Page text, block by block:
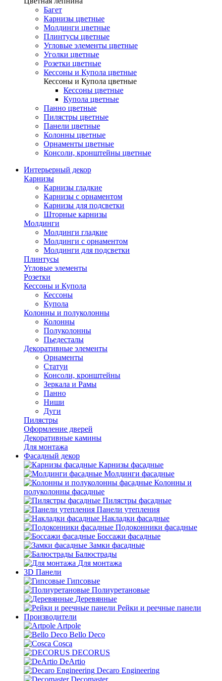
Багет
Карнизы цветные
Молдинги цветные
Плинтусы цветные
Угловые элементы цветные
Уголки цветные
Розетки цветные
Кессоны и Купола цветные
Кессоны и Купола цветные
Кессоны цветные
Купола цветные
Панно цветные
Пилястры цветные
Панели цветные
Колонны цветные
Орнаменты цветные
Консоли, кронштейны цветные
Интерьерный декор
Карнизы
Карнизы гладкие
Карнизы с орнаментом
Карнизы для подсветки
Шторные карнизы
Молдинги
Молдинги гладкие
Молдинги с орнаментом
Молдинги для подсветки
Плинтусы
Угловые элементы
Розетки
Кессоны и Купола
Кессоны
Купола
Колонны и полуколонны
Колонны
Полуколонны
Пьедесталы
Декоративные элементы
Орнаменты
Статуи
Консоли, кронштейны
Зеркала и Рамы
Панно
Ниши
Дуги
Пилястры
Оформление дверей
Декоративные камины
Для монтажа
Фасадный декор
Карнизы фасадные
Молдинги фасадные
Колонны и
полуколонны фасадные
Пилястры фасадные
Панели утепления
Накладки фасадные
Подоконники фасадные
Боссажи фасадные
Замки фасадные
Балюстрады
Для монтажа
3D Панели
Гипсовые
Полиуретановые
Деревянные
Рейки и реечные панели
Производители
Artpole
Bello Deco
Cosca
DECORUS
DeArtio
Decaro Engineering
Decomaster